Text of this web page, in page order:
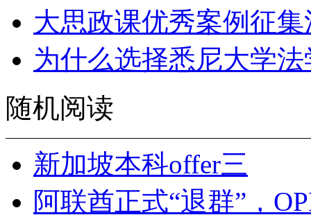
大思政课优秀案例征
为什么选择悉尼大学
随机阅读
新加坡本科offer三
阿联酋正式“退群”，